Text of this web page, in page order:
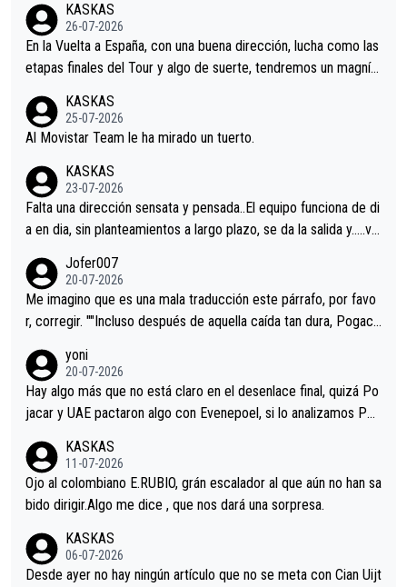
KASKAS
26-07-2026
En la Vuelta a España, con una buena dirección, lucha como las
etapas finales del Tour y algo de suerte, tendremos un magnífi
KASKAS
25-07-2026
Al Movistar Team le ha mirado un tuerto.
KASKAS
23-07-2026
Falta una dirección sensata y pensada..El equipo funciona de di
a en dia, sin planteamientos a largo plazo, se da la salida y…..ve
Minguez, Velez etc etc.Me da pena vivir estos momentos tan
tristes sin victorias.
Jofer007
20-07-2026
Me imagino que es una mala traducción este párrafo, por favo
r, corregir. ""Incluso después de aquella caída tan dura, Pogaca
permaneció pegado a su rueda. Parecía increíble la forma en l
a que era capaz de controlar el miedo", recordó."
yoni
20-07-2026
Hay algo más que no está claro en el desenlace final, quizá Po
jacar y UAE pactaron algo con Evenepoel, si lo analizamos Poj
i sin pedalear, luego está el saludo con Evenepoel dándose la
mano de una manera muy fraternal, más allá de los típicos toqu
es en el hombro con que saludaba a Vingegard. Ahí hubo una in
eta, a ver si por querer poner a Del Toro con calzador en posi
ción de podio UAE y Pojacar se van complicar el tour.
KASKAS
11-07-2026
Ojo al colombiano E.RUBIO, grán escalador al que aún no han sa
bido dirigir.Algo me dice , que nos dará una sorpresa.
KASKAS
06-07-2026
Desde ayer no hay ningún artículo que no se meta con Cian Uijt